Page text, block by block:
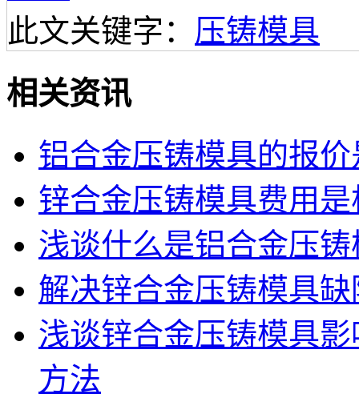
此文关键字： 压铸模具
相关资讯
铝合金压铸模具的报
锌合金压铸模具费用
浅谈什么是铝合金压
解决锌合金压铸模具
浅谈锌合金压铸模具
方法